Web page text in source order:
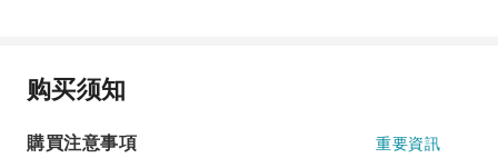
购买须知
購買注意事項 重要資訊